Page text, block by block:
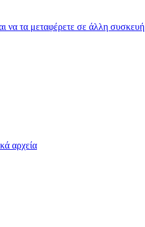
να τα μεταφέρετε σε άλλη συσκευή
αρχεία